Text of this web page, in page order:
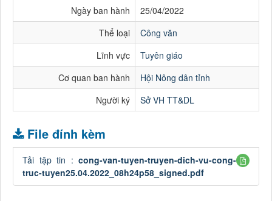
Ngày ban hành
25/04/2022
Thể loại
Công văn
Lĩnh vực
Tuyên giáo
Cơ quan ban hành
Hội Nông dân tỉnh
Người ký
Sở VH TT&DL
File đính kèm
Tải tập tin : cong-van-tuyen-truyen-dich-vu-cong-
truc-tuyen25.04.2022_08h24p58_signed.pdf